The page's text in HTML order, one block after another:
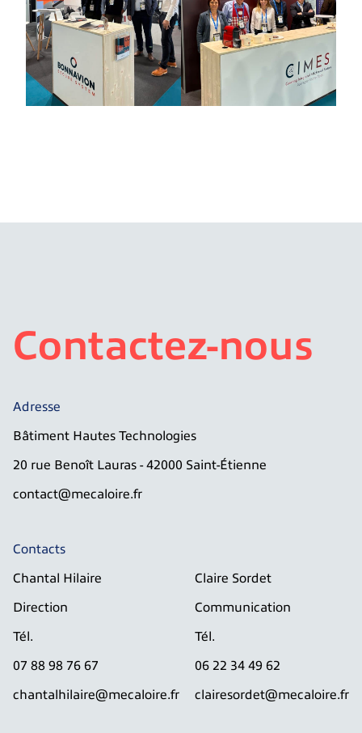
Contactez-nous
Adresse
Bâtiment Hautes Technologies
20 rue Benoît Lauras - 42000 Saint-Étienne
contact@mecaloire.fr
Contacts
Chantal Hilaire
Direction
Tél.
07 88 98 76 67
chantalhilaire@mecaloire.fr
Claire Sordet
Communication
Tél.
06 22 34 49 62
clairesordet@mecaloire.fr